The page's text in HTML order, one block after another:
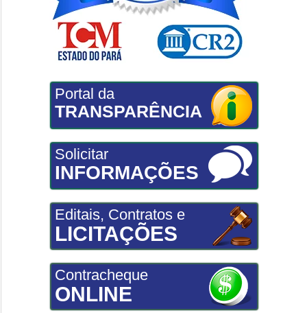
Portal da
TRANSPARÊNCIA
Solicitar
INFORMAÇÕES
Editais, Contratos e
LICITAÇÕES
Contracheque
ONLINE